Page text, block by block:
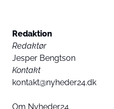
Redaktion
Redaktør
Jesper Bengtson
Kontakt
kontakt@nyheder24.dk
Om Nyheder24